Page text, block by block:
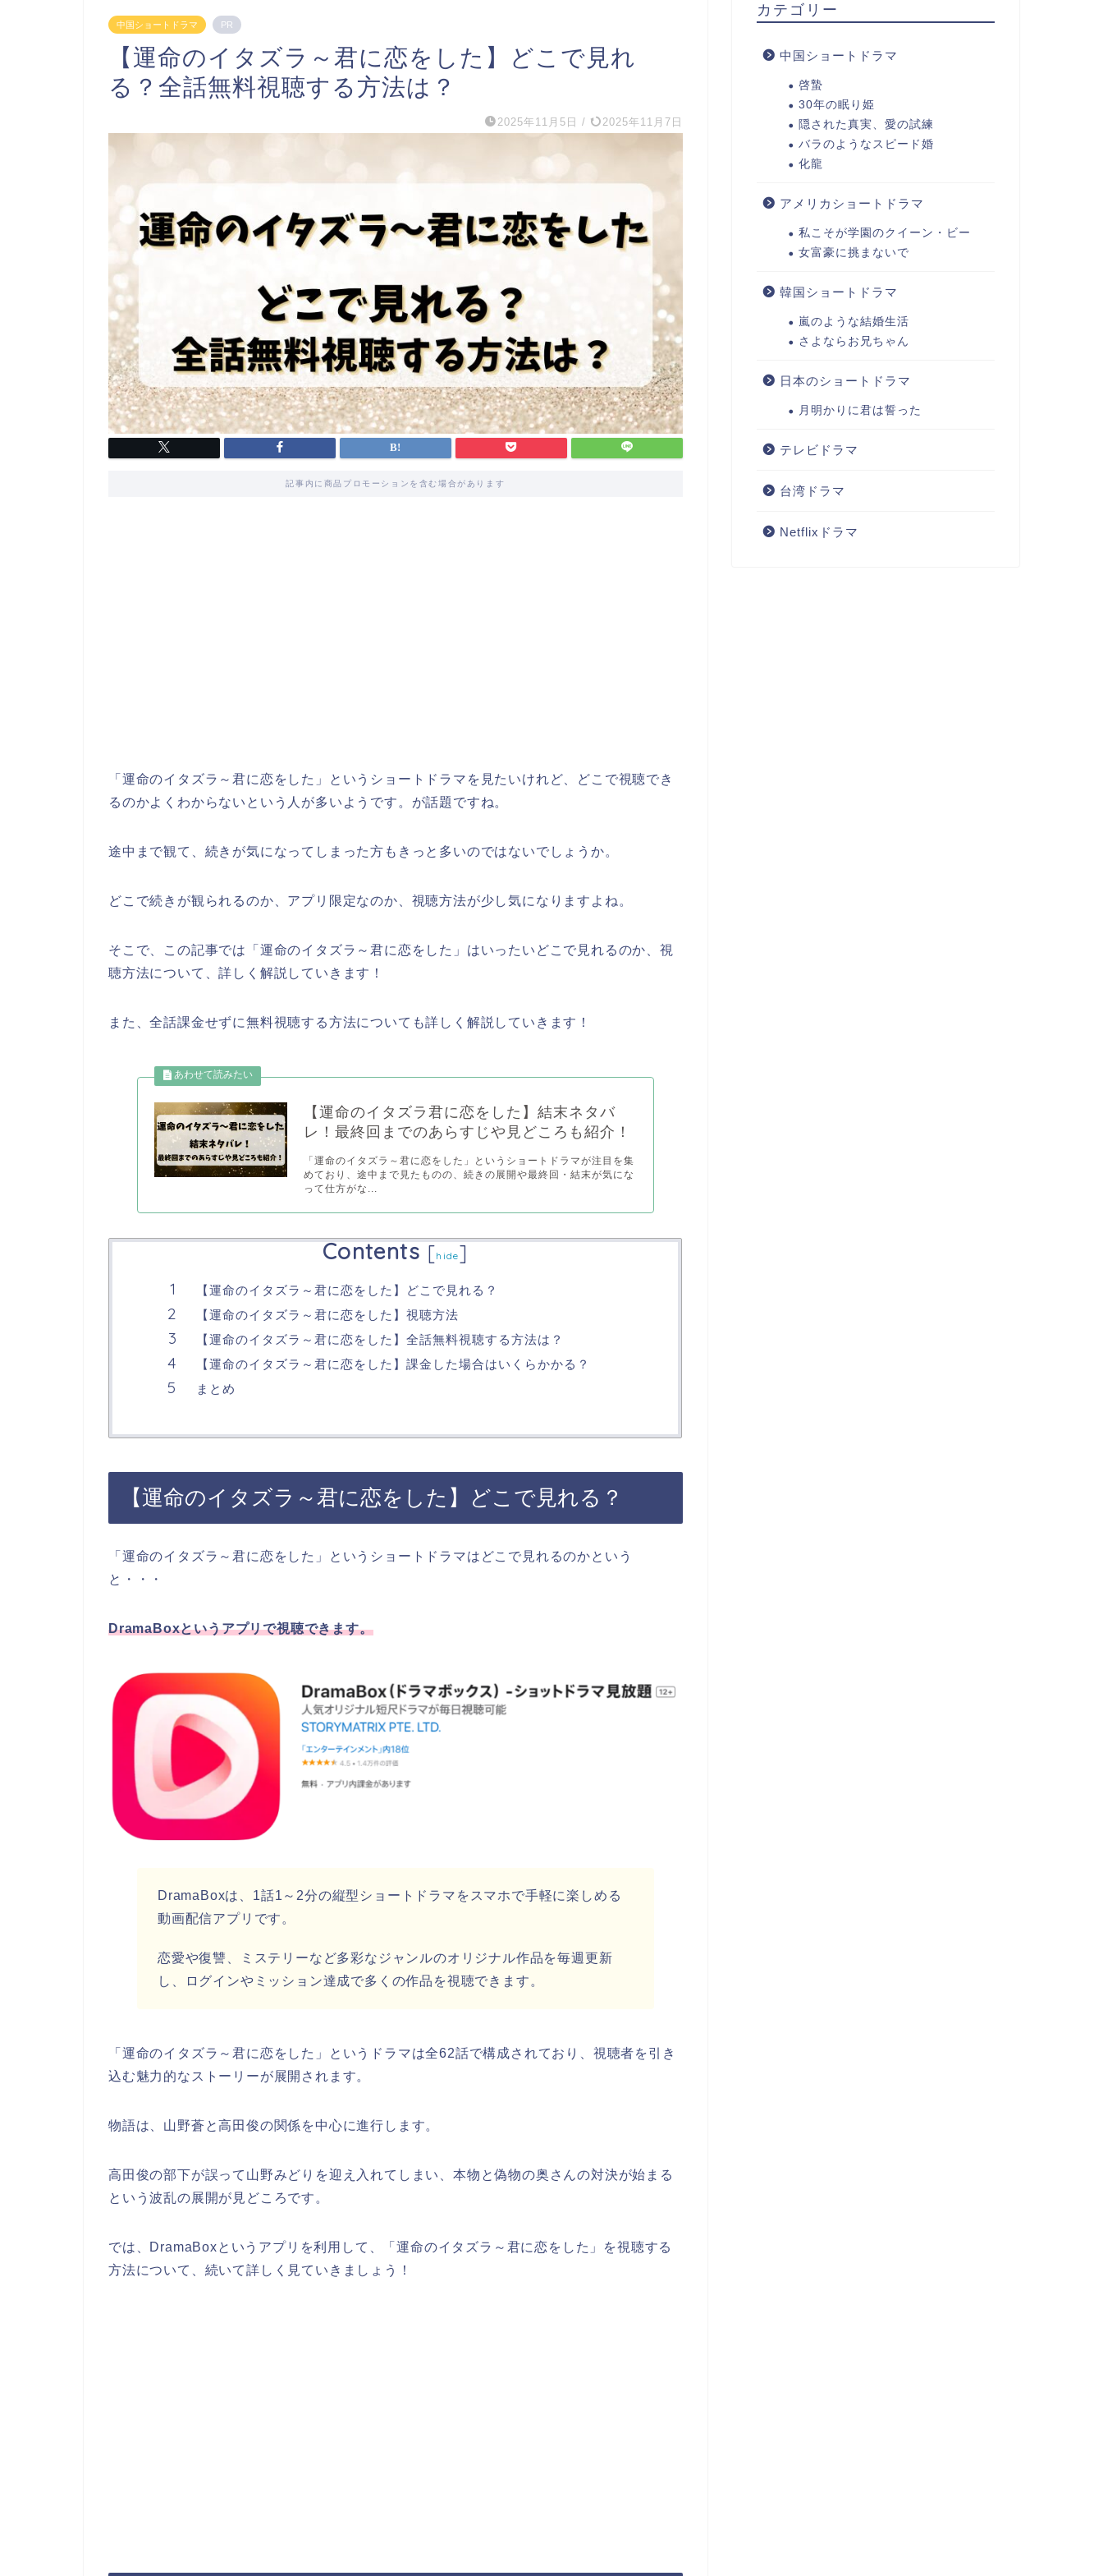
中国ショートドラマ PR
【運命のイタズラ～君に恋をした】どこで見れ
る？全話無料視聴する方法は？
2025年11月5日 / 2025年11月7日
記事内に商品プロモーションを含む場合があります
「運命のイタズラ～君に恋をした」というショートドラマを見たいけれど、どこで視聴でき
るのかよくわからないという人が多いようです。が話題ですね。
途中まで観て、続きが気になってしまった方もきっと多いのではないでしょうか。
どこで続きが観られるのか、アプリ限定なのか、視聴方法が少し気になりますよね。
そこで、この記事では「運命のイタズラ～君に恋をした」はいったいどこで見れるのか、視
聴方法について、詳しく解説していきます！
また、全話課金せずに無料視聴する方法についても詳しく解説していきます！
【運命のイタズラ君に恋をした】結末ネタバ
レ！最終回までのあらすじや見どころも紹介！
「運命のイタズラ～君に恋をした」というショートドラマが注目を集
めており、途中まで見たものの、続きの展開や最終回・結末が気にな
って仕方がな...
Contents [hide]
【運命のイタズラ～君に恋をした】どこで見れる？
【運命のイタズラ～君に恋をした】視聴方法
【運命のイタズラ～君に恋をした】全話無料視聴する方法は？
【運命のイタズラ～君に恋をした】課金した場合はいくらかかる？
まとめ
【運命のイタズラ～君に恋をした】どこで見れる？
「運命のイタズラ～君に恋をした」というショートドラマはどこで見れるのかという
と・・・
DramaBoxというアプリで視聴できます。
DramaBoxは、1話1～2分の縦型ショートドラマをスマホで手軽に楽しめる
動画配信アプリです。
恋愛や復讐、ミステリーなど多彩なジャンルのオリジナル作品を毎週更新
し、ログインやミッション達成で多くの作品を視聴できます。
「運命のイタズラ～君に恋をした」というドラマは全62話で構成されており、視聴者を引き
込む魅力的なストーリーが展開されます。
物語は、山野蒼と高田俊の関係を中心に進行します。
高田俊の部下が誤って山野みどりを迎え入れてしまい、本物と偽物の奥さんの対決が始まる
という波乱の展開が見どころです。
では、DramaBoxというアプリを利用して、「運命のイタズラ～君に恋をした」を視聴する
方法について、続いて詳しく見ていきましょう！
カテゴリー
中国ショートドラマ
啓蟄
30年の眠り姫
隠された真実、愛の試練
バラのようなスピード婚
化龍
アメリカショートドラマ
私こそが学園のクイーン・ビー
女富豪に挑まないで
韓国ショートドラマ
嵐のような結婚生活
さよならお兄ちゃん
日本のショートドラマ
月明かりに君は誓った
テレビドラマ
台湾ドラマ
Netflixドラマ